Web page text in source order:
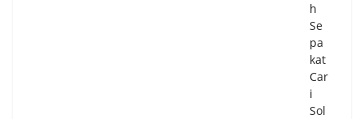
h
Se
pa
kat
Car
i
Sol